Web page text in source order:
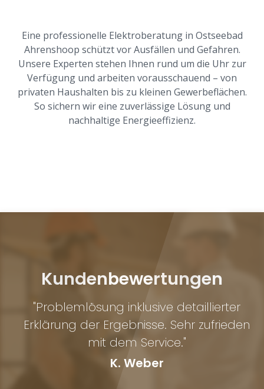
Eine professionelle Elektroberatung in Ostseebad
Ahrenshoop schützt vor Ausfällen und Gefahren.
Unsere Experten stehen Ihnen rund um die Uhr zur
Verfügung und arbeiten vorausschauend – von
privaten Haushalten bis zu kleinen Gewerbeflächen.
So sichern wir eine zuverlässige Lösung und
nachhaltige Energieeffizienz.
Kundenbewertungen
"Problemlösung inklusive detaillierter
Erklärung der Ergebnisse. Sehr zufrieden
mit dem Service."
K. Weber